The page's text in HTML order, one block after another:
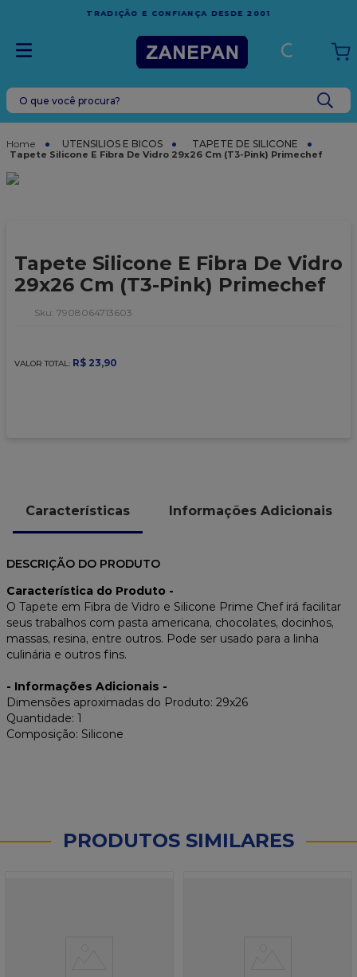
FRETE GRÁTIS
ESPÍRITO SANTO
O que você procura?
UTENSILIOS E BICOS TAPETE DE SILICONE
Tapete Silicone E Fibra De Vidro 29x26 Cm (T3-Pink) Primechef
Tapete Silicone E Fibra De Vidro
29x26 Cm (T3-Pink) Primechef
: 7908064713603
VALOR TOTAL: R$ 23,90
Características Informações Adicionais
DESCRIÇÃO DO PRODUTO
Característica do Produto -
O Tapete em Fibra de Vidro e Silicone Prime Chef irá facilitar
seus trabalhos com pasta americana, chocolates, docinhos,
massas, resina, entre outros. Pode ser usado para a linha
culinária e outros fins.
- Informações Adicionais -
Dimensões aproximadas do Produto: 29x26
Quantidade: 1
Composição: Silicone
PRODUTOS SIMILARES
TERMOS MAIS BUSCADOS
leite condensado
6º
granulado
9 º
caixa kraft